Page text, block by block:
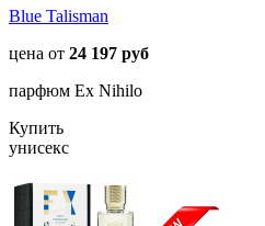
Blue Talisman
цена от 24 197 руб
парфюм Ex Nihilo
Купить
унисекс